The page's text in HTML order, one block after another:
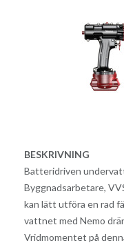
BESKRIVNING
Batteridriven
Byggnadsarbetare,
kan lätt utföra en rad
vattnet med Nemo
Vridmomentet på